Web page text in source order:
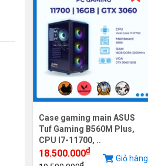
Case gaming main ASUS
Tuf Gaming B560M Plus,
CPU I7-11700, ..
18.500.000₫
₫
Giỏ hàng